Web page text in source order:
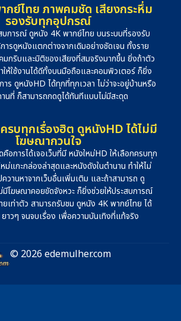
กย์ไทย ภาพคมชัด เสียงกระหึ่ม
รองรับทุกอุปกรณ์
บการณ์ ดูหนัง 4K พากย์ไทย บนระบบที่รองรับ
รดูหนังแตกต่างจากเดิมอย่างชัดเจน ทั้งราย
มกริบและมิติของเสียงที่สมจริงมากขึ้น ยิ่งถ้าตัว
ห้ใช้งานได้ดีทั้งบนมือถือและคอมพิวเตอร์ ก็ยิ่ง
าร ดูหนังHD ได้ทุกที่ทุกเวลา ไม่ว่าจะอยู่บ้านหรือ
นที่ ก็สามารถกดดูได้ทันทีแบบไม่มีสะดุด
รบทุกเรื่องฮิต ดูหนังHD ได้ไม่มี
โฆษณากวนใจ
อการได้เจอเว็บที่มี หนังใหม่HD ให้เลือกครบทุก
ม่แกะกล่องล่าสุดและหนังดังในตำนาน ทำให้ไม่
ควานหาจากเว็บอื่นเพิ่มเติม และถ้าสามารถ ดู
โฆษณาคอยขัดจังหวะ ก็ยิ่งช่วยให้ประสบการณ์
เท่าตัว สามารถรับชม ดูหนัง 4K พากย์ไทย ได้
าวๆ จนจบเรื่อง เพื่อความบันเทิงที่แท้จริง
© 2026 edemulher.com